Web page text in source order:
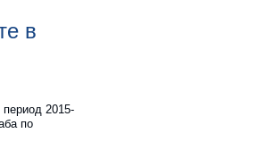
в
2015-
по